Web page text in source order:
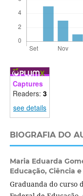
Captures
Readers: 3
see details
BIOGRAFIA DO
Maria Eduarda
Educação, Ciência
Graduanda do curso